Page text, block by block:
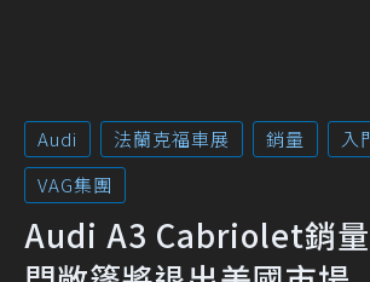
Audi 法蘭克福車展 銷量
入
VAG集團
Audi A3 Cabriolet銷